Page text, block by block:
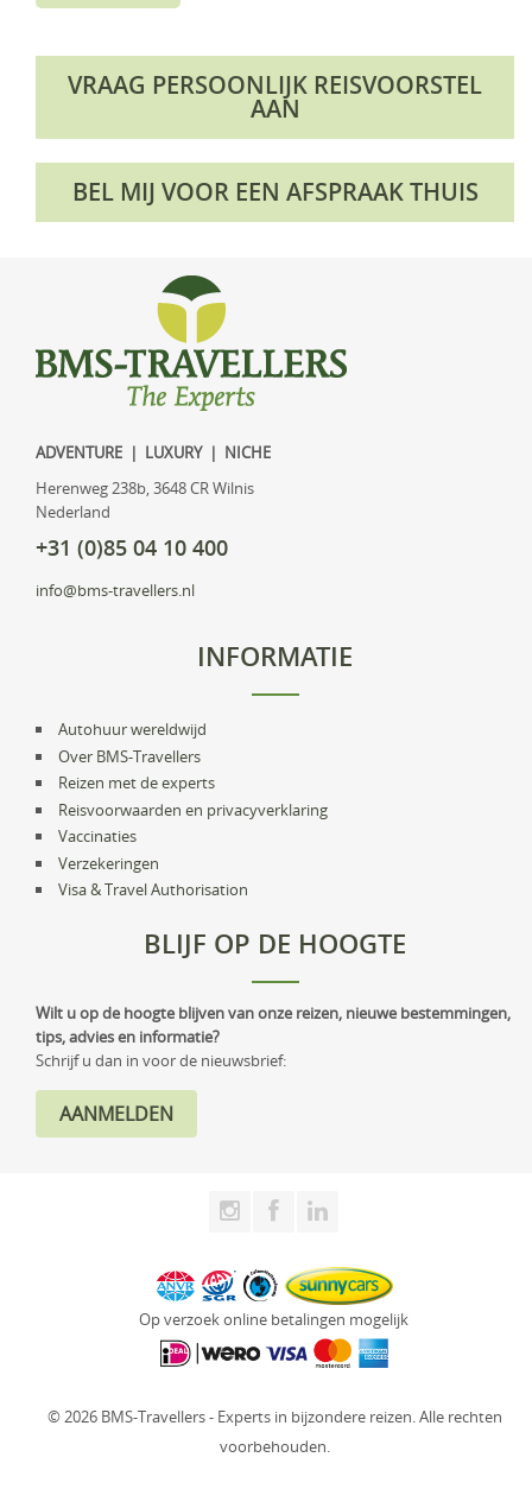
VRAAG PERSOONLIJK REISVOORSTEL
AAN
BEL MIJ VOOR EEN AFSPRAAK THUIS
ADVENTURE | LUXURY | NICHE
Herenweg 238b, 3648 CR Wilnis
Nederland
+31 (0)85 04 10 400
info@bms-travellers.nl
INFORMATIE
Autohuur wereldwijd
Over BMS-Travellers
Reizen met de experts
Reisvoorwaarden en privacyverklaring
Vaccinaties
Verzekeringen
Visa & Travel Authorisation
BLIJF OP DE HOOGTE
Wilt u op de hoogte blijven van onze reizen, nieuwe bestemmingen,
tips, advies en informatie?
Schrijf u dan in voor de nieuwsbrief:
Op verzoek online betalingen mogelijk
© 2026 BMS-Travellers - Experts in bijzondere reizen. Alle rechten
voorbehouden.